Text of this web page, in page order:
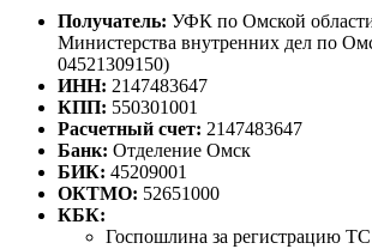
Получатель: УФК по Омской
Министерства внутренних дел по
04521309150)
ИНН: 2147483647
КПП: 550301001
Расчетный счет: 2147483647
Банк: Отделение Омск
БИК: 45209001
ОКТМО: 52651000
КБК:
Госпошлина за регистрацию ТС